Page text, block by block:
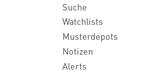
Suche
Watchlists
Musterdepots
Notizen
Alerts